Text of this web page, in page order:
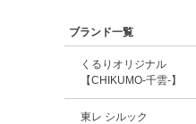
ブランド一覧
くるりオリジナル
【CHIKUMO-千雲-】
東レ シルック